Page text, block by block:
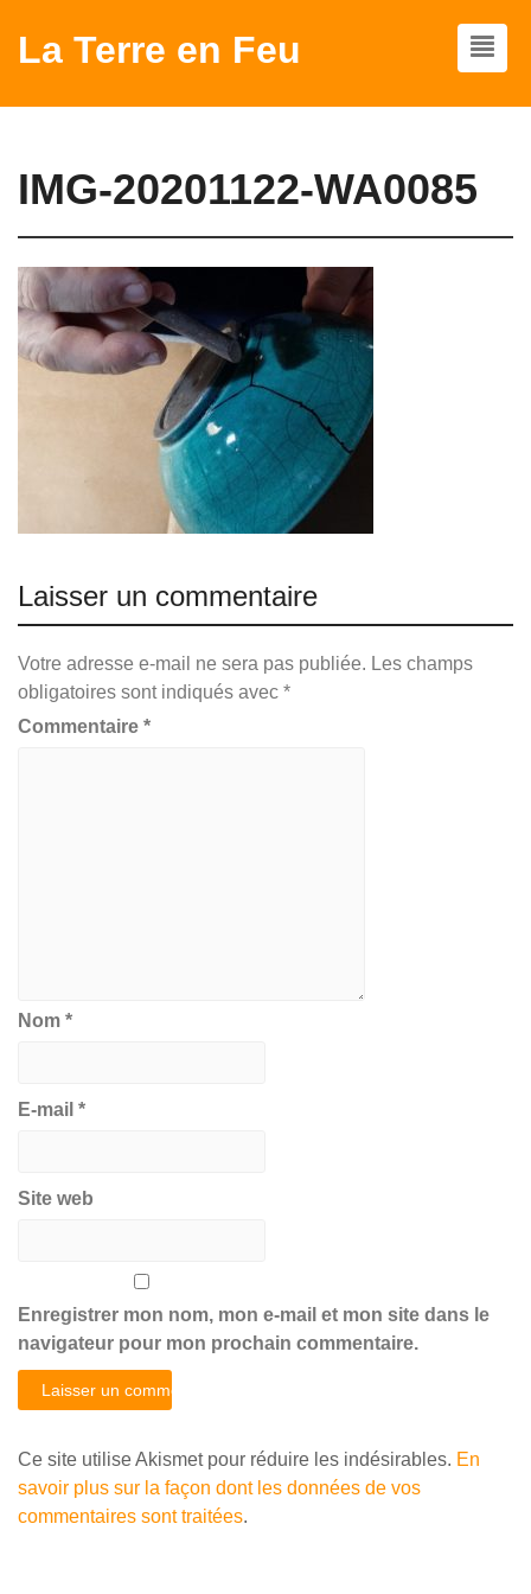
La Terre en Feu
IMG-20201122-WA0085
Laisser un commentaire
Votre adresse e-mail ne sera pas publiée. Les champs
obligatoires sont indiqués avec *
Commentaire *
Nom *
E-mail *
Site web
Enregistrer mon nom, mon e-mail et mon site dans le
navigateur pour mon prochain commentaire.
Ce site utilise Akismet pour réduire les indésirables. En
savoir plus sur la façon dont les données de vos
commentaires sont traitées.